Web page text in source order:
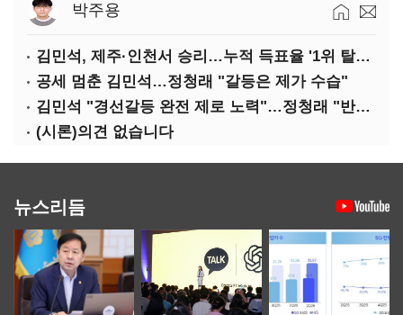
박주용
김민석, 제주·인천서 승리…누적 득표율 '1위 탈환'(종합)
공세 멈춘 김민석…정청래 "갈등은 제가 수습"
김민석 "경선갈등 완전 제로 노력"…정청래 "반명 공세 사과부터"
(시론)의견 없습니다
뉴스리듬